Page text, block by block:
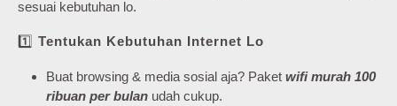
sesuai kebutuhan lo.
1️⃣ Tentukan Kebutuhan Internet Lo
Buat browsing & media sosial aja? Paket wifi murah 100
ribuan per bulan udah cukup.